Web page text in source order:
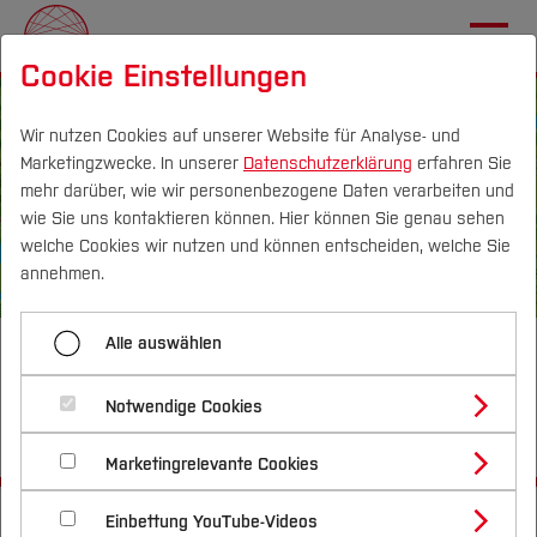
Über
Transferprojekte
Nachhaltigkeitsallianz
MachBar
TP12: Digitale Wegweiser für
eine gerechte Geburtshilfe im
Ruhrgebiet
Startseite
Transferprojekte
Cookie Einstellungen
Wir nutzen Cookies auf unserer Website für Analyse- und
Marketingzwecke. In unserer Datenschutzerklärung erfahren Sie
mehr darüber, wie wir personenbezogene Daten verarbeiten und
wie Sie uns kontaktieren können. Hier können Sie genau sehen
welche Cookies wir nutzen und können entscheiden, welche Sie
annehmen.
Alle auswählen
Notwendige Cookies
Marketingrelevante Cookies
Einbettung YouTube-Videos